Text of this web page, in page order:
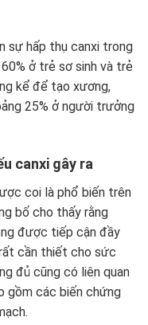
sự hấp thụ canxi trong
ở trẻ sơ sinh và trẻ
kể để tạo xương,
25% ở người trưởng
canxi gây ra
coi là phổ biến trên
bố cho thấy rằng
được tiếp cận đầy
cần thiết cho sức
đủ cũng có liên quan
gồm các biến chứng